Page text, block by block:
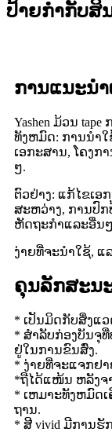
ປ້າຍກຳກັບສິ
ການແນະນໍ
Yashen ມ້ວນ
ທັງຫມົດ: ການນໍາ
ເອກະສານ, ໂຄງ
ໆ.
ຕົວຢ່າງ: ແກ້ໄຂເອ
ສະຫວ່າງ, ການປົກ
ຫັດຖະກໍາແລະອື່ນ
ງ່າຍ​ທີ່​ຈະ​ນໍາ​ໃຊ້​, ແ
ຄຸນ​ລັກ​ສະ​ນ
* ເປັນມິດກັບສິ່ງແ
* ສໍາລັບກ່ອງບັນຈຸ
ຢູ່ໃນການຂົນສົ່ງ.
* ງ່າຍ​ທີ່​ຈະ​ແຈກ​ຢ
*ຖືໄດ້ແໜ້ນ ຫລັງຈ
* ເຫມາະ​ທັງ​ຫມົດ​ເ
ຖານ​.
* ສີ vivid ມີການຮັ